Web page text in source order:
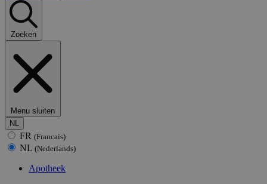
Zoeken
Menu sluiten
NL
FR (Francais)
NL (Nederlands)
Apotheek